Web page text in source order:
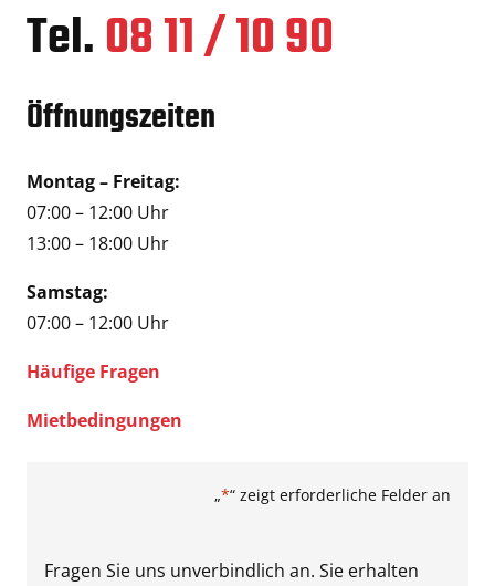
Tel.08 11 / 10 90
Öffnungszeiten
Montag – Freitag:
07:00 – 12:00 Uhr
13:00 – 18:00 Uhr
Samstag:
07:00 – 12:00 Uhr
Häufige Fragen
Mietbedingungen
„*“ zeigt erforderliche Felder an
Fragen Sie uns unverbindlich an. Sie erhalten